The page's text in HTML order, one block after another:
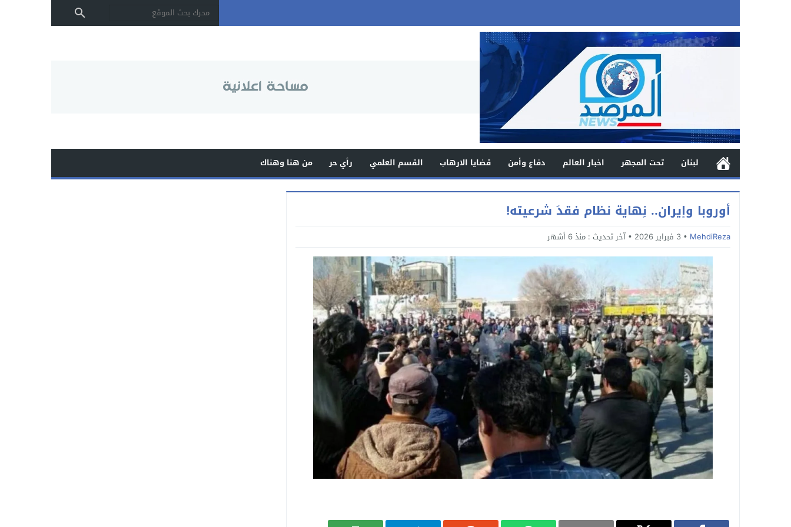
لبنان تحت المجهر اخبار العالم دفاع وأمن قضايا الارهاب القسم العلمي رأي حر من هنا وهناك
أوروبا وإيران.. نِهاية نظام فقدَ شرعيته!
MehdiReza 3 فبراير 2026 آخر تحديث : منذ 6 أشهر